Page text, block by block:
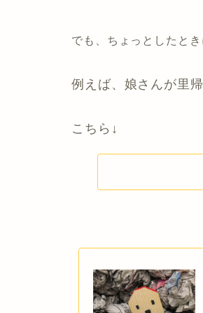
でも、ちょっとしたと
例えば、娘さんが里
こちら↓